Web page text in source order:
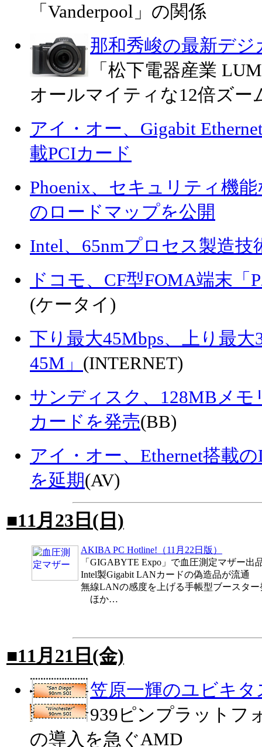
「Vanderpool」の関係
那和秀峻の最新デ
「松下電器産業
オールマイティな12倍ズー
アイ・オー、Gigabit
載PCIカード
Phoenix、セキュリティ機
のロードマップを公開
Intel、65nmプロセス製造技
ドコモ、CF型FOMA端末「
(ケータイ)
下り最大45Mbps、上り最大
45M」 (INTERNET)
サンディスク、128MBメモ
カードを発売(BB)
アイ・オー、Ethernet搭載
を延期(AV)
■11月23日(日)
AKIBA PC Hotline!（11月22日版）
「GIGABYTE Expo」で血圧測定マザー出
Intel製Gigabit LANカードの偽造品が流通
無線LANの感度を上げる手帳型ブースター
ほか…
■11月21日(金)
笠原一輝のユビキタ
939ピンプラットフ
の導入を急ぐAMD